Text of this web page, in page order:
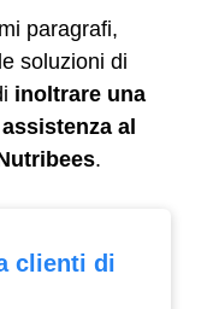
paragrafi,
soluzioni di
inoltrare una
al
.
clienti di